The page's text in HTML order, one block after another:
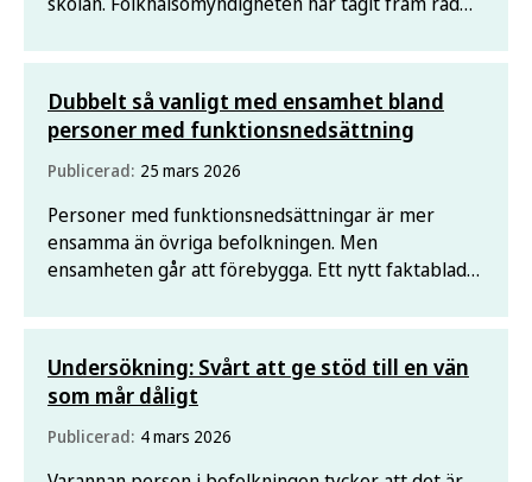
Dubbelt så vanligt med ensamhet bland
personer med funktionsnedsättning
Publicerad: 25 mars 2026
Personer med funktionsnedsättningar är mer
ensamma än övriga befolkningen. Men
ensamheten går att förebygga. Ett nytt faktablad
Undersökning: Svårt att ge stöd till en vän
som mår dåligt
Publicerad: 4 mars 2026